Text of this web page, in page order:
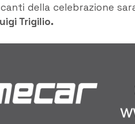
della celebrazione
Trigilio.